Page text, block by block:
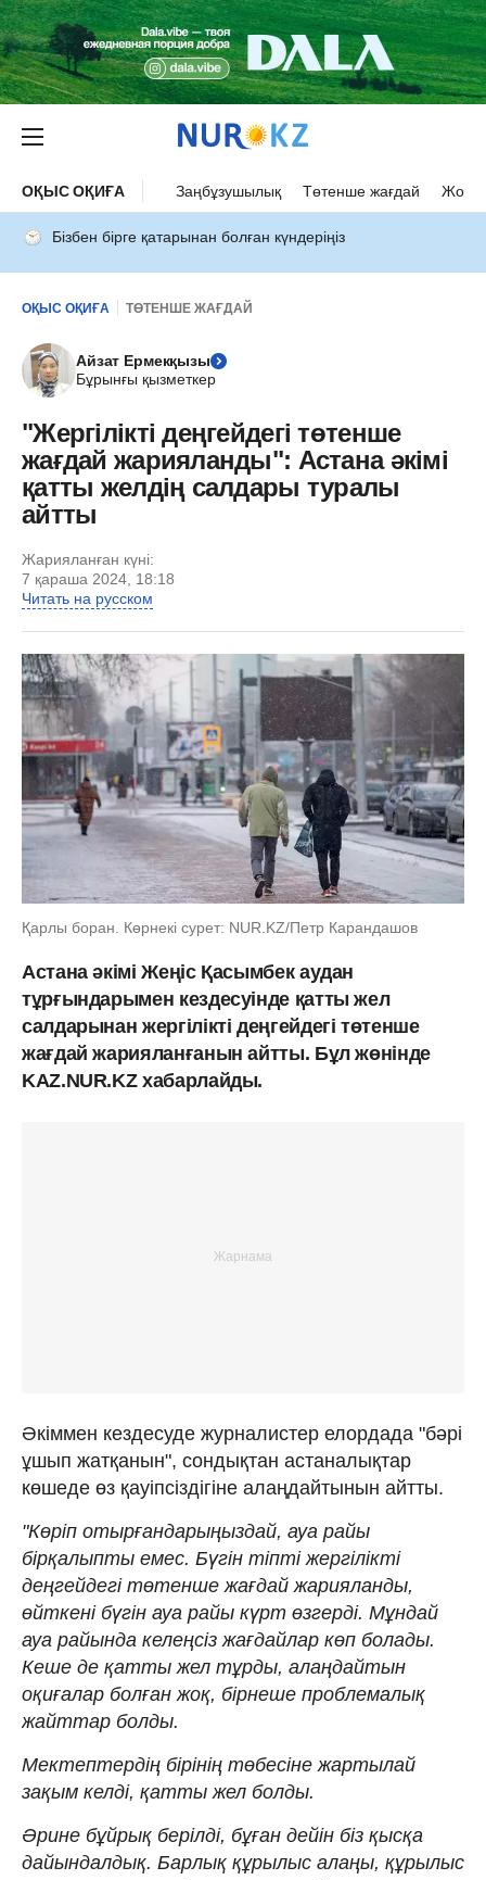
ОҚЫС ОҚИҒА Заңбұзушылық Төтенше жағдай Жол
Бізбен бірге қатарынан болған күндеріңіз
ОҚЫС ОҚИҒА ТӨТЕНШЕ ЖАҒДАЙ
Айзат Ермекқызы
Бұрынғы қызметкер
"Жергілікті деңгейдегі төтенше
жағдай жарияланды": Астана әкімі
қатты желдің салдары туралы
айтты
Жарияланған күні:
7 қараша 2024, 18:18
Читать на русском
Қарлы боран. Көрнекі сурет: NUR.KZ/Петр Карандашов
Астана әкімі Жеңіс Қасымбек аудан
тұрғындарымен кездесуінде қатты жел
салдарынан жергілікті деңгейдегі төтенше
жағдай жарияланғанын айтты. Бұл жөнінде
KAZ.NUR.KZ хабарлайды.
Әкіммен кездесуде журналистер елордада "бәрі
ұшып жатқанын", сондықтан астаналықтар
көшеде өз қауіпсіздігіне алаңдайтынын айтты.
"Көріп отырғандарыңыздай, ауа райы
бірқалыпты емес. Бүгін тіпті жергілікті
деңгейдегі төтенше жағдай жарияланды,
өйткені бүгін ауа райы күрт өзгерді. Мұндай
ауа райында келеңсіз жағдайлар көп болады.
Кеше де қатты жел тұрды, алаңдайтын
оқиғалар болған жоқ, бірнеше проблемалық
жайттар болды.
Мектептердің бірінің төбесіне жартылай
зақым келді, қатты жел болды.
Әрине бұйрық берілді, бұған дейін біз қысқа
дайындалдық. Барлық құрылыс алаңы, құрылыс